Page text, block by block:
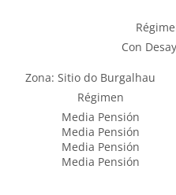
Con
Zona: Sitio do Burgalhau
Régimen
Media Pensión
Media Pensión
Media Pensión
Media Pensión